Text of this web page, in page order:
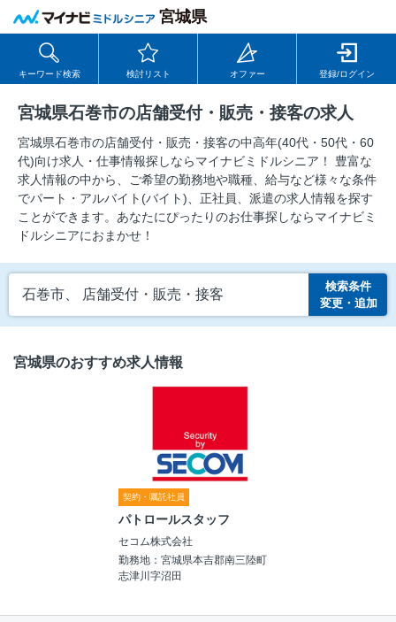
宮城県
キーワード検索 検討リスト オファー 登録/ログイン
宮城県石巻市の店舗受付・販売・接客の求人
宮城県石巻市の店舗受付・販売・接客の中⾼年(40代・50代・60
代)向け求⼈・仕事情報探しならマイナビミドルシニア！ 豊富な
求人情報の中から、ご希望の勤務地や職種、給与など様々な条件
でパート・アルバイト(バイト)、正社員、派遣の求人情報を探す
ことができます。あなたにぴったりのお仕事探しならマイナビミ
ドルシニアにおまかせ！
石巻市、 店舗受付・販売・接客
検索条件
変更・追加
宮城県のおすすめ求人情報
契約・嘱託社員
パトロールスタッフ
セコム株式会社
勤務地：宮城県本吉郡南三陸町
志津川字沼田